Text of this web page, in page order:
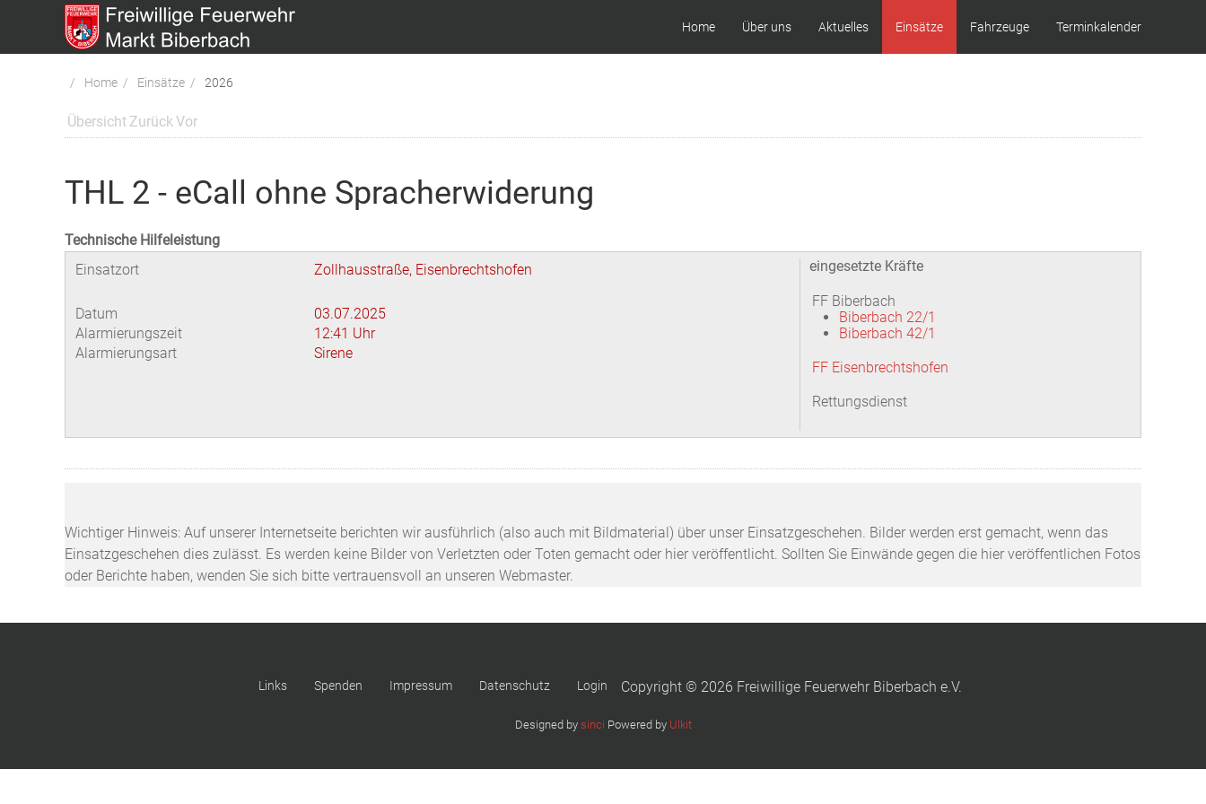
Home Über uns Aktuelles Einsätze Fahrzeuge Terminkalender
Home Einsätze 2026
Übersicht ZurückVor
THL 2 - eCall ohne Spracherwiderung
Technische Hilfeleistung
Einsatzort
Zollhausstraße, Eisenbrechtshofen
Datum
03.07.2025
Alarmierungszeit
12:41 Uhr
Alarmierungsart
Sirene
eingesetzte Kräfte
FF Biberbach
Biberbach 22/1
Biberbach 42/1
FF Eisenbrechtshofen
Rettungsdienst
Wichtiger Hinweis: Auf unserer Internetseite berichten wir ausführlich (also auch mit Bildmaterial) über unser Einsatzgeschehen. Bilder werden erst gemacht, wenn das
Einsatzgeschehen dies zulässt. Es werden keine Bilder von Verletzten oder Toten gemacht oder hier veröffentlicht. Sollten Sie Einwände gegen die hier veröffentlichen Fotos
oder Berichte haben, wenden Sie sich bitte vertrauensvoll an unseren Webmaster.
Links Spenden Impressum Datenschutz Login Copyright © 2026 Freiwillige Feuerwehr Biberbach e.V.
Designed by sinci Powered by Ulkit